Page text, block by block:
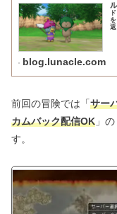
blog.lunacle.com
前回の冒険では「サー
カムバック配信OK 」
す。